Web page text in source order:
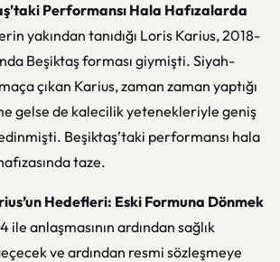
Performansı Hala Hafızalarda
yakından tanıdığı Loris Karius, 2018-
Beşiktaş forması giymişti. Siyah-
çıkan Karius, zaman zaman yaptığı
gelse de kalecilik yetenekleriyle geniş
Beşiktaş’taki performansı hala
taze.
Hedefleri: Eski Formuna Dönmek
ile anlaşmasının ardından sağlık
ve ardından resmi sözleşmeye